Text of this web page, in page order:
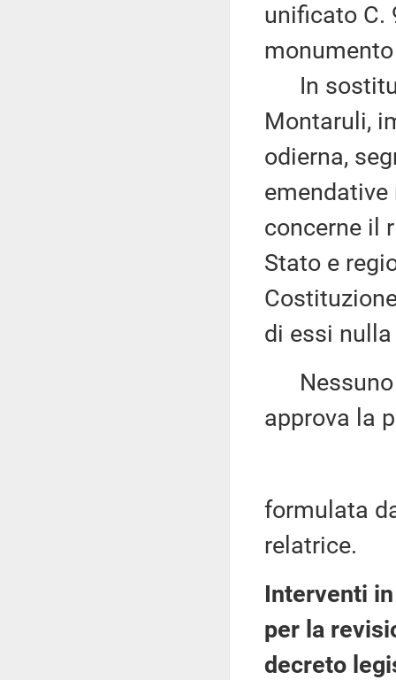
unificato C.
In
Montaruli,
odierna,
concerne il
Stato e
di essi
Nessuno
approva la
formulata
relatrice.
Interventi
per la
decreto